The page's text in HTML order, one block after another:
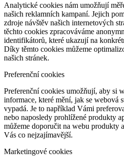
Analytické cookies nám umožňují
našich reklamních kampaní. Jejich
zdroje návštěv našich internetových
těchto cookies zpracováváme
identifikátorů, které ukazují na
Díky těmto cookies můžeme
našich stránek.
Preferenční cookies
Preferenční cookies umožňují, aby si
informace, které mění, jak se webová
vypadá. Je to například Vámi
nebo naposledy prohlížené produkty
můžeme doporučit na webu produkty
Vás co nejzajímavější.
Marketingové cookies